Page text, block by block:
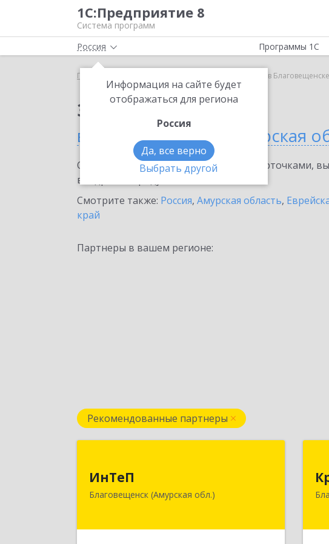
1С:Предприятие 8
Система программ
Россия
Информация на сайте будет
отображаться для региона
Россия
Да, все верно
Выбрать другой
Программы 1С
Главная 1С:Лизинг в
Заказать 1С:Лизинг
в Благовещенске (Амурская
Ознакомьтесь с информационными карточками,
внедрение продукта.
Смотрите также: Россия, Амурская область,
край
Партнеры в вашем регионе:
Рекомендованные партнеры
ИнТеП
Благовещенск (Амурская обл.)
г, Горького ул, дом № 172/1
Подробнее